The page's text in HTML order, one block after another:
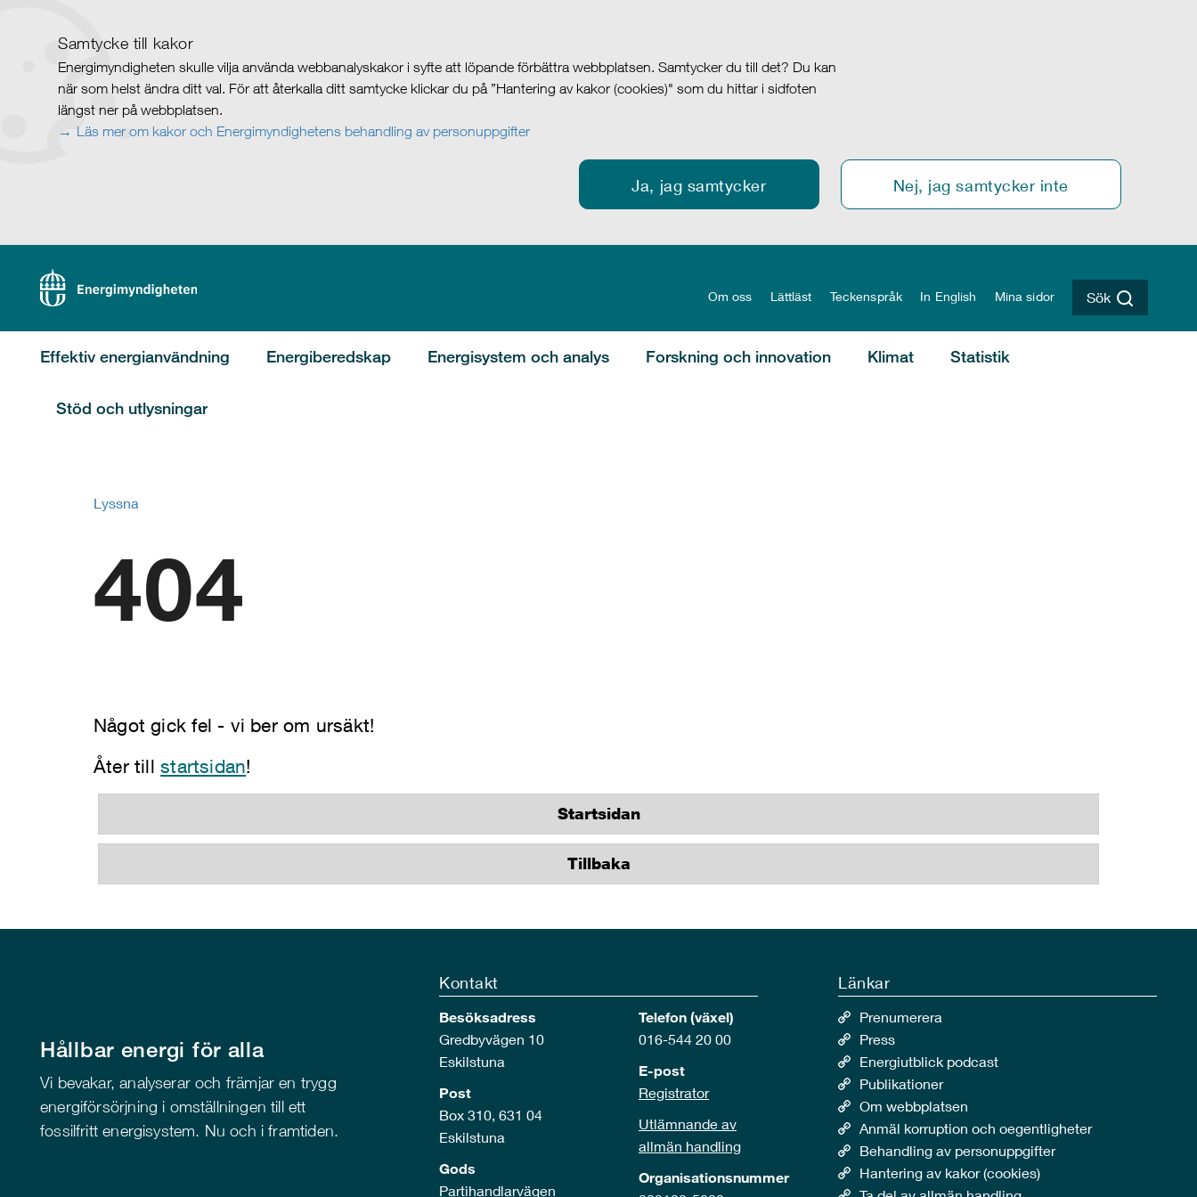
Samtycke till kakor
Energimyndigheten skulle vilja använda webbanalyskakor i syfte att löpande förbättra webbplatsen. Samtycker du till det? Du kan
när som helst ändra ditt val. För att återkalla ditt samtycke klickar du på ”Hantering av kakor (cookies)" som du hittar i sidfoten
längst ner på webbplatsen.
Läs mer om kakor och Energimyndighetens behandling av personuppgifter
Ja, jag samtycker Nej, jag samtycker inte
Om oss Lättläst Teckenspråk In English Mina sidor Sök
Effektiv energianvändning Energiberedskap Energisystem och analys Forskning och innovation Klimat Statistik
Stöd och utlysningar
Lyssna
404
Något gick fel - vi ber om ursäkt!
Åter tillstartsidan!
Startsidan
Tillbaka
Hållbar energi för alla
Vi bevakar, analyserar och främjar en trygg
energiförsörjning i omställningen till ett
fossilfritt energisystem. Nu och i framtiden.
Kontakt
Besöksadress
Gredbyvägen 10
Eskilstuna
Post
Box 310, 631 04
Eskilstuna
Gods
Partihandlarvägen
Telefon (växel)
016-544 20 00
E-post
Registrator
Utlämnande av
allmän handling
Organisationsnummer
Länkar
Prenumerera
Press
Energiutblick podcast
Publikationer
Om webbplatsen
Anmäl korruption och oegentligheter
Behandling av personuppgifter
Hantering av kakor (cookies)